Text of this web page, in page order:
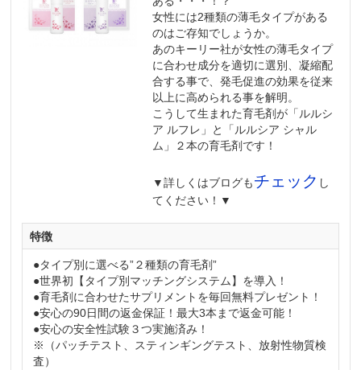
女性には2種類の薄毛タイプがある
のはご存知でしょうか。
あのキーリー社が女性の薄毛タイプ
に合わせ成分を適切に選別、凝縮配
合する事で、発毛促進の効果を従来
以上に高められる事を解明。
こうして生まれた育毛剤が「ルルシ
ア ルフレ」と「ルルシア シャル
ム」２本の育毛剤です！
▼詳しくはブログもチェック し
てください！▼
特徴
●タイプ別に選べる”２種類の育毛剤”
●世界初【タイプ別マッチングシステム】を導入！
●育毛剤に合わせたサプリメントを毎回無料プレゼント！
●安心の90日間の返金保証！最大3本まで返金可能！
●安心の安全性試験３つ実施済み！
※（パッチテスト、スティンギングテスト、放射性物質検
査）